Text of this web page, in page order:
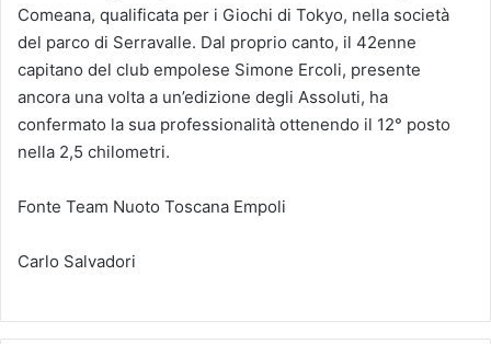
Comeana, qualificata per i Giochi di Tokyo, nella società
del parco di Serravalle. Dal proprio canto, il 42enne
capitano del club empolese Simone Ercoli, presente
ancora una volta a un’edizione degli Assoluti, ha
confermato la sua professionalità ottenendo il 12° posto
nella 2,5 chilometri.
Fonte Team Nuoto Toscana Empoli
Carlo Salvadori